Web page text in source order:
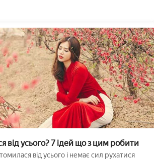
від усього? 7 ідей що з цим робити
від усього і немає сил рухатися